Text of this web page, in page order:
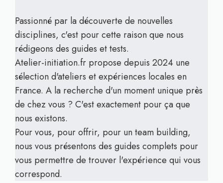
Passionné par la découverte de nouvelles
disciplines, c'est pour cette raison que nous
rédigeons des guides et tests.
Atelier-initiation.fr propose depuis 2024 une
sélection d'ateliers et expériences locales en
France. A la recherche d'un moment unique près
de chez vous ? C'est exactement pour ça que
nous existons.
Pour vous, pour offrir, pour un team building,
nous vous présentons des guides complets pour
vous permettre de trouver l'expérience qui vous
correspond.